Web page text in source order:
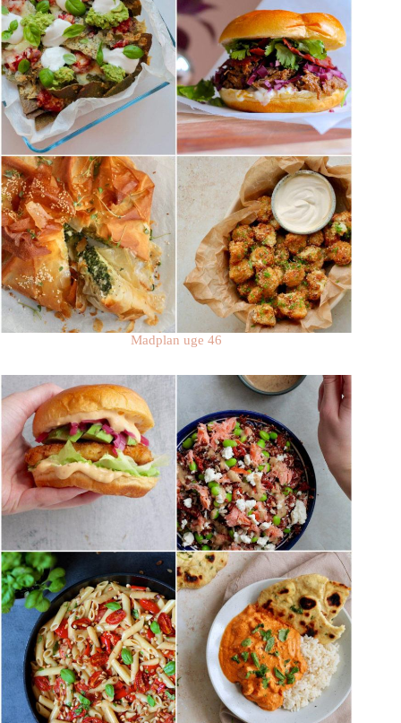
Madplan uge 46